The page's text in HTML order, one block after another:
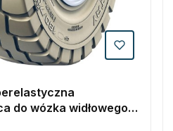
do wózka widłowego
SIT Barum